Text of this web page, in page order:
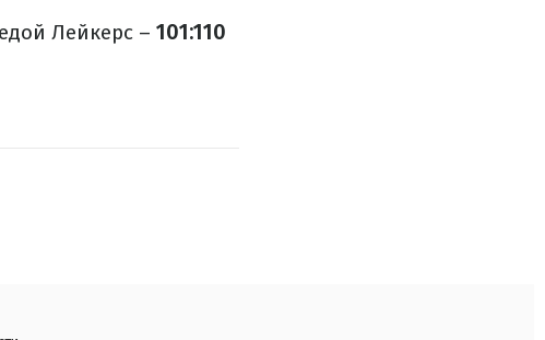
Лейкерс – 101:110